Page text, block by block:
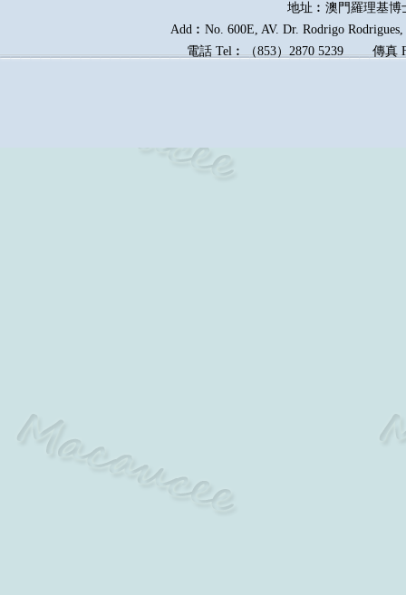
地址︰澳門羅理基博
Add︰No. 600E, AV. Dr. Rodrigo
電話 Tel︰（853）2870 5239傳真